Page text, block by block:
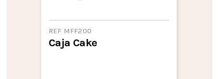
REF MFF200
Caja Cake